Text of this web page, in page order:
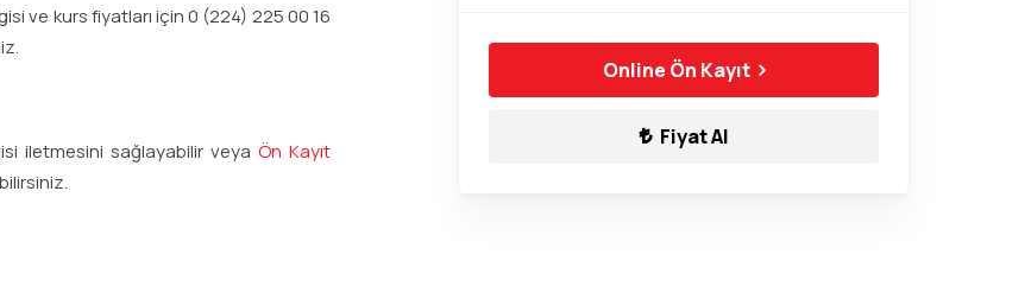
ve kurs fiyatları için 0 (224) 225 00 16
iletmesini sağlayabilir veya Ön Kayıt
Online Ön Kayıt
Fiyat Al